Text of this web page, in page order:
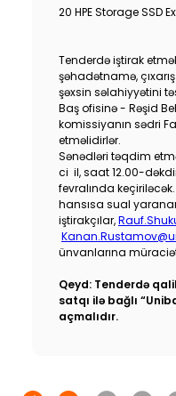
20 HPE Storage SSD
Tenderdə iştirak
şəhadətnamə,
şəxsin səlahiyyətini
Baş ofisinə - Rəşid
komissiyanın sədri
etməlidirlər.
Sənədləri təqdim
ci il, saat 12.00-
fevralında
hansısa sual
iştirakçılar,
ünvanlarına
Qeyd: Tenderdə
satqı ilə bağlı
açmalıdır.